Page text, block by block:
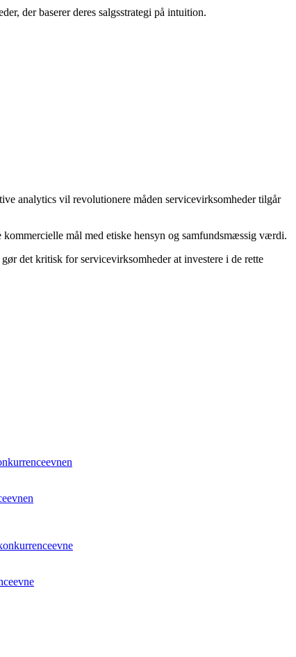
der baserer deres salgsstrategi på intuition.
analytics vil revolutionere måden servicevirksomheder tilgår
mål med etiske hensyn og samfundsmæssig værdi.
det kritisk for servicevirksomheder at investere i de rette